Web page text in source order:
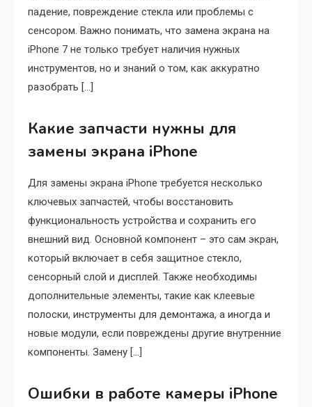
падение, повреждение стекла или проблемы с
сенсором. Важно понимать, что замена экрана на
iPhone 7 не только требует наличия нужных
инструментов, но и знаний о том, как аккуратно
разобрать […]
Какие запчасти нужны для
замены экрана iPhone
Для замены экрана iPhone требуется несколько
ключевых запчастей, чтобы восстановить
функциональность устройства и сохранить его
внешний вид. Основной компонент – это сам экран,
который включает в себя защитное стекло,
сенсорный слой и дисплей. Также необходимы
дополнительные элементы, такие как клеевые
полоски, инструменты для демонтажа, а иногда и
новые модули, если повреждены другие внутренние
компоненты. Замену […]
Ошибки в работе камеры iPhone